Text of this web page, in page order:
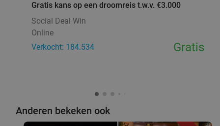
Gratis kans op een droomreis t.w.v. €3.000
Social Deal Win
Online
Verkocht: 184.534
Gratis
Anderen bekeken ook